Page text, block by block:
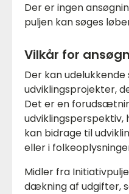
Der er ingen
puljen kan søges
Vilkår for
Der kan
udviklingsprojekter,
Det er en
kan bidrage til
eller i
Midler fra
dækning af udgifter,